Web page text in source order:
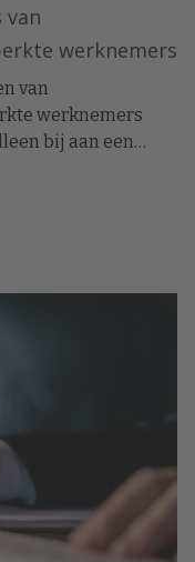
van
werknemers
van
werknemers
bij aan een